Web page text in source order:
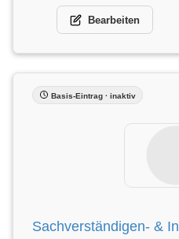
Bearbeiten
Basis-Eintrag · inaktiv
Sachverständigen- &